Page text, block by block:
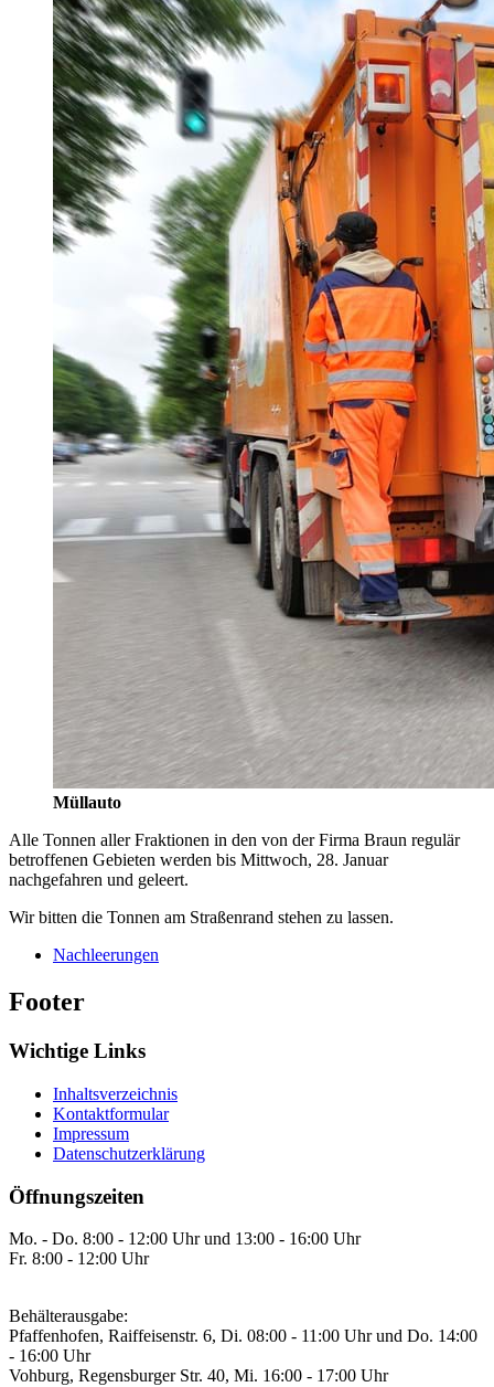
Müllauto
Alle Tonnen aller Fraktionen in den von der Firma Braun regulär
betroffenen Gebieten werden bis Mittwoch, 28. Januar
nachgefahren und geleert.
Wir bitten die Tonnen am Straßenrand stehen zu lassen.
Nachleerungen
Footer
Wichtige Links
Inhaltsverzeichnis
Kontaktformular
Impressum
Datenschutzerklärung
Öffnungszeiten
Mo. - Do. 8:00 - 12:00 Uhr und 13:00 - 16:00 Uhr
Fr. 8:00 - 12:00 Uhr
Behälterausgabe:
Pfaffenhofen, Raiffeisenstr. 6, Di. 08:00 - 11:00 Uhr und Do. 14:00
- 16:00 Uhr
Vohburg, Regensburger Str. 40, Mi. 16:00 - 17:00 Uhr